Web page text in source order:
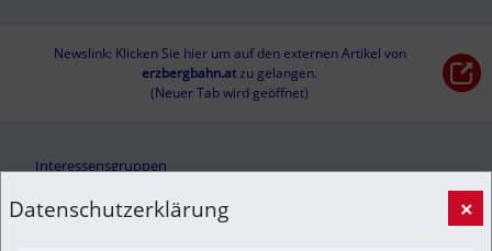
Newslink: Klicken Sie hier um auf den externen Artikel von
erzbergbahn.at zu gelangen.
(Neuer Tab wird geöffnet)
Interessensgruppen
Datenschutzerklärung ×